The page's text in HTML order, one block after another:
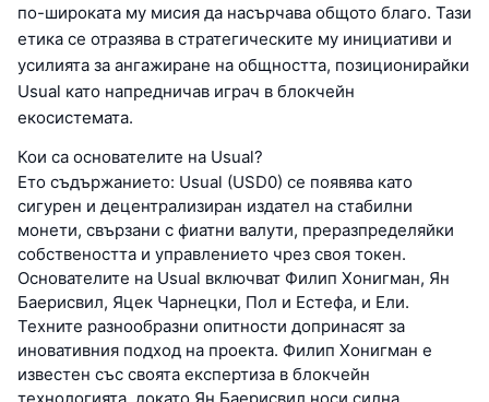
по-широката му мисия да насърчава общото благо. Тази
етика се отразява в стратегическите му инициативи и
усилията за ангажиране на общността, позиционирайки
Usual като напредничав играч в блокчейн
екосистемата.
Кои са основателите на Usual?
Ето съдържанието: Usual (USD0) се появява като
сигурен и децентрализиран издател на стабилни
монети, свързани с фиатни валути, преразпределяйки
собствеността и управлението чрез своя токен.
Основателите на Usual включват Филип Хонигман, Ян
Баерисвил, Яцек Чарнецки, Пол и Естефа, и Ели.
Техните разнообразни опитности допринасят за
иновативния подход на проекта. Филип Хонигман е
известен със своята експертиза в блокчейн